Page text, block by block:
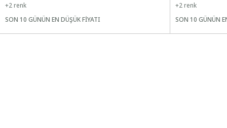
Önerilenler
Artan Fiyat
+2 renk
SON 10 GÜNÜN EN DÜŞÜK FİYATI
+2 renk
SON 10 GÜNÜN